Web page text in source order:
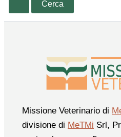
Missione Veterinario di
divisione di MeTMi Srl,